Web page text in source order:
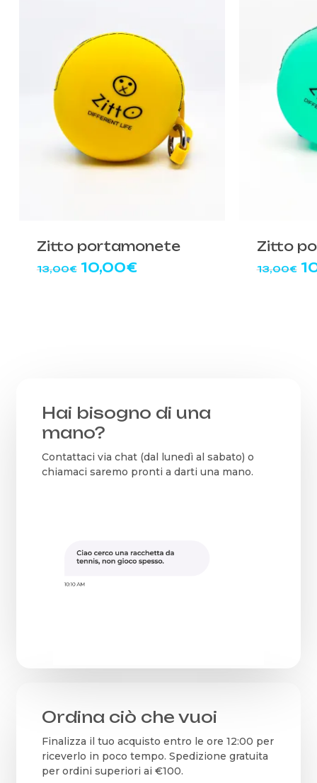
Zitto portamonete
13,00€ Il
10,00€Il
Zitto
13,00€ Il
Hai bisogno di una
mano?
Contattaci via chat (dal lunedì al sabato) o
chiamaci saremo pronti a darti una mano.
Ordina ciò che vuoi
Finalizza il tuo acquisto entro le ore 12:00 per
riceverlo in poco tempo. Spedizione gratuita
per ordini superiori ai €100.